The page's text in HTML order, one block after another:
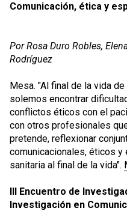
Comunicación, ética y
Por Rosa Duro Robles,
Rodríguez
Mesa. "Al final de la vida
solemos encontrar
conflictos éticos con el
con otros profesionales
pretende, reflexionar
comunicacionales, éticos
sanitaria al final de la vida".
III Encuentro de
Investigación en